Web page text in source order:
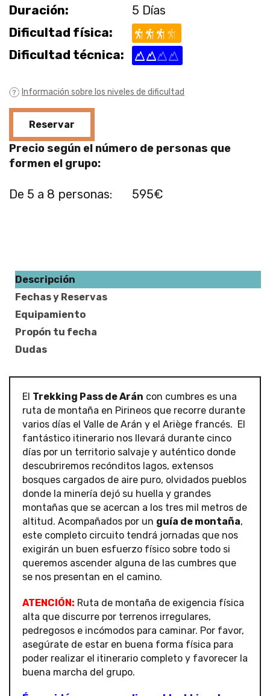
Duración:
5 Días
Dificultad física:
Dificultad técnica:
Información sobre los niveles de dificultad
Reservar
Precio según el número de personas que
formen el grupo:
De 5 a 8 personas: 595€
Descripción
Fechas y Reservas
Equipamiento
Propón tu fecha
Dudas
El Trekking Pass de Arán con cumbres es una
ruta de montaña en Pirineos que recorre durante
varios días el Valle de Arán y el Ariège francés. El
fantástico itinerario nos llevará durante cinco
días por un territorio salvaje y auténtico donde
descubriremos recónditos lagos, extensos
bosques cargados de aire puro, olvidados pueblos
donde la minería dejó su huella y grandes
montañas que se acercan a los tres mil metros de
altitud. Acompañados por un guía de montaña,
este completo circuito tendrá jornadas que nos
exigirán un buen esfuerzo físico sobre todo si
queremos ascender alguna de las cumbres que
se nos presentan en el camino.
ATENCIÓN: Ruta de montaña de exigencia física
alta que discurre por terrenos irregulares,
pedregosos e incómodos para caminar. Por favor,
asegúrate de estar en buena forma física para
poder realizar el itinerario completo y favorecer la
buena marcha del grupo.